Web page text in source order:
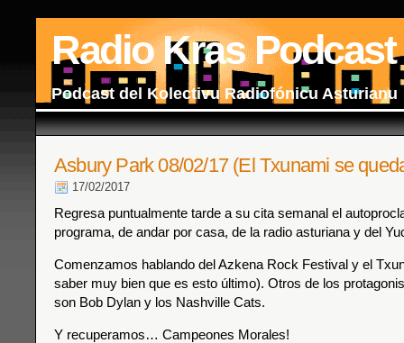
Radio Kras Podcast
Podcast del Kolectivu Radiofónicu Asturianu
Asbury Park 08/02/17 (El Txunami se
17/02/2017
Regresa puntualmente tarde a su cita semanal el
programa, de andar por casa, de la radio asturiana y del
Comenzamos hablando del Azkena Rock Festival y el
saber muy bien que es esto último). Otros de los
son Bob Dylan y los Nashville Cats.
Y recuperamos… Campeones Morales!